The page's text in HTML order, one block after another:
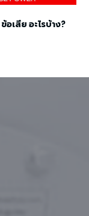
เสีย อะไรบ้าง?